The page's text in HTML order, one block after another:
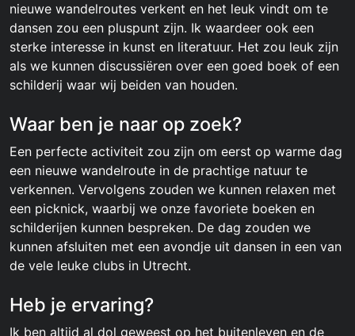
nieuwe wandelroutes verkent en het leuk vindt om te
dansen zou een pluspunt zijn. Ik waardeer ook een
sterke interesse in kunst en literatuur. Het zou leuk zijn
als we kunnen discussiëren over een goed boek of een
schilderij waar wij beiden van houden.
Waar ben je naar op zoek?
Een perfecte activiteit zou zijn om eerst op warme dag
een nieuwe wandelroute in de prachtige natuur te
verkennen. Vervolgens zouden we kunnen relaxen met
een picknick, waarbij we onze favoriete boeken en
schilderijen kunnen bespreken. De dag zouden we
kunnen afsluiten met een avondje uit dansen in een van
de vele leuke clubs in Utrecht.
Heb je ervaring?
Ik ben altijd al dol geweest op het buitenleven en de